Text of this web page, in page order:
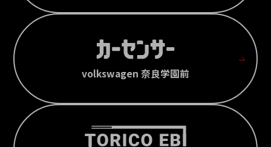
volkswagen 奈良学園前